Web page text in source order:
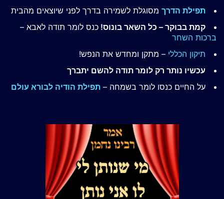
תפילת הדרך מסוגלת לשמירה בדרך לפני שיוצאים מהבית
קמת בבוקר – כל השאר בונוס! כנס לומר תודה לאבא –
ברכות השחר
תיקון הכללי – מתקן ומחדש את הנפש!
עכשיו נותר רק לומר תודה להשם יתברך
על החיים כנסו לומר בשמחה – תפילת הודיה לבורא עולם